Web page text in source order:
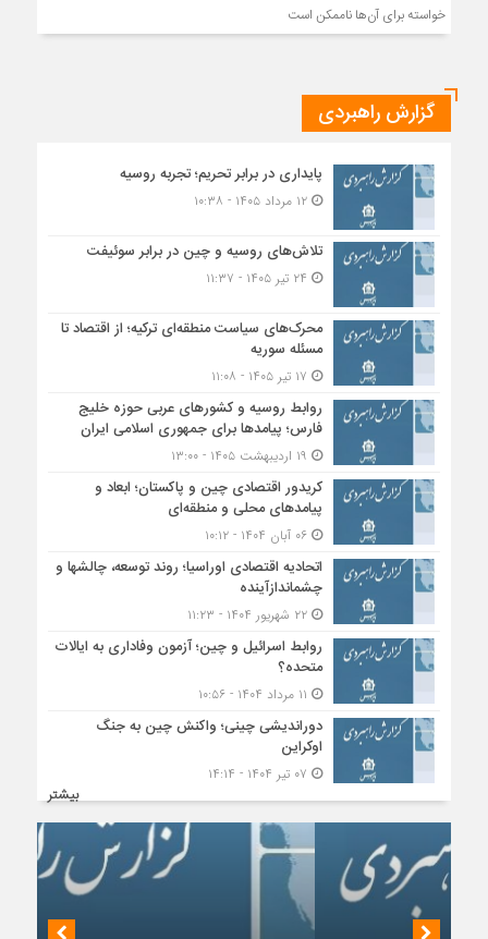
خواسته برای آن‌ها ناممکن است
گزارش راهبردی
پایداری در برابر تحریم؛ تجربه روسیه
۱۲ مرداد ۱۴۰۵ - ۱۰:۳۸
تلاش‌های روسیه و چین در برابر سوئیفت
محرک‌های سیاست منطقه‌‎ای ترکیه؛ از اقتصاد تا
مسئله سوریه
روابط روسیه و کشورهای عربی حوزه خلیج
فارس؛ پیامدها برای جمهوری اسلامی ایران
کریدور اقتصادی چین و پاکستان؛ ابعاد و
پیامدهای محلی و منطقه‌ای
۰۶ آبان ۱۴۰۴ - ۱۰:۱۲
اتحادیه اقتصادی اوراسیا؛ روند توسعه، چالشها و
چشماندازآینده
۲۲ شهریور ۱۴۰۴ - ۱۱:۲۳
روابط اسرائیل و چین؛ آزمون وفاداری به ایالات
متحده؟
دوراندیشی چینی؛ واکنش چین به جنگ
اوکراین
بیشتر